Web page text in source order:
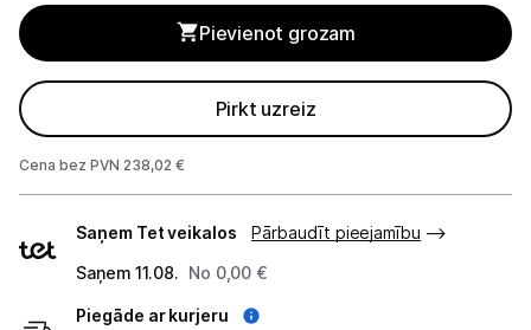
Datu nesēji
Projektori un ekrāni
Tīkla iekārtas
Biroja piederumi
Telefoni, planšetdatori
Pievienot grozam
Pirkt uzreiz
Cena bez PVN 238,02 €
veidi
Saņem Tet veikalos
Pārbaudīt pieejamību
Saņem 11.08. No 0,00 €
Piegāde ar kurjeru